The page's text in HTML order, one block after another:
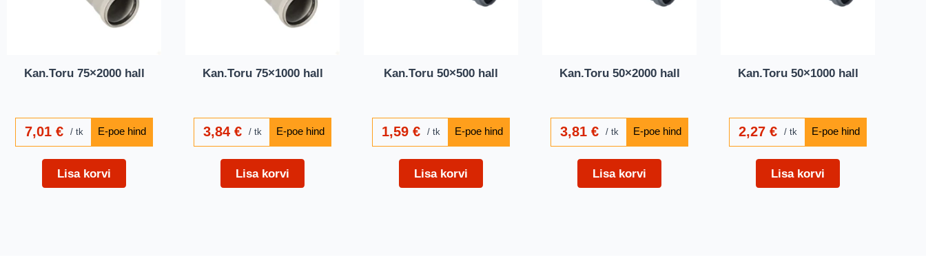
Kan.Toru 75×2000 hall
7,01€ tk
Lisa korvi
Kan.Toru 75×1000 hall
3,84€ tk
Lisa korvi
Kan.Toru 50×500 hall
1,59€ tk
Lisa korvi
Kan.Toru 50×2000 hall
3,81€ tk
Lisa korvi
Kan.Toru 50×1000 hall
2,27€ tk
Lisa korvi